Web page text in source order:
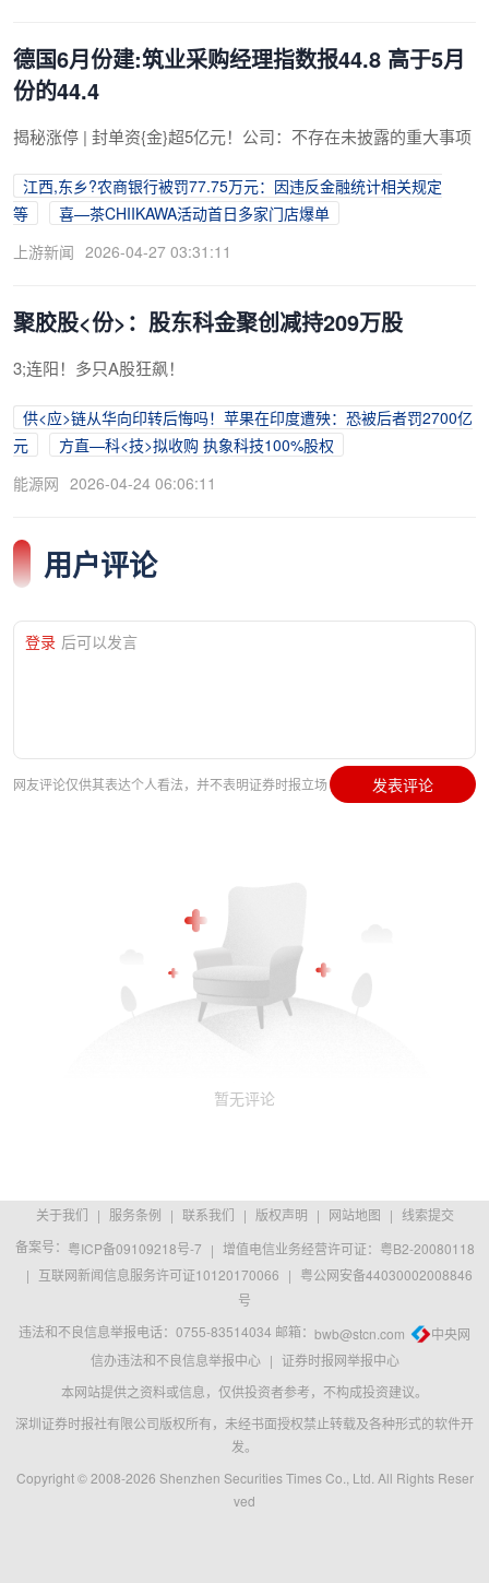
德国6月份建:筑业采购经理指数报44.8 高于5月
份的44.4
揭秘涨停 | 封单资{金}超5亿元！公司：不存在未披露的重大事项
江西,东乡?农商银行被罚77.75万元：因违反金融统计相关规定
等
喜—茶CHIIKAWA活动首日多家门店爆单
上游新闻 2026-04-27 03:31:11
聚胶股<份>：股东科金聚创减持209万股
3;连阳！多只A股狂飙！
供<应>链从华向印转后悔吗！苹果在印度遭殃：恐被后者罚2700亿
元
方直—科<技>拟收购 执象科技100%股权
能源网 2026-04-24 06:06:11
用户评论
登录 后可以发言
网友评论仅供其表达个人看法，并不表明证券时报立场 发表评论
暂无评论
关于我们 | 服务条例 | 联系我们 | 版权声明 | 网站地图 | 线索提交
备案号： 粤ICP备09109218号-7 | 增值电信业务经营许可证：粤B2-20080118
| 互联网新闻信息服务许可证10120170066 | 粤公网安备44030002008846
号
违法和不良信息举报电话：0755-83514034 邮箱： bwb@stcn.com
中央网
信办违法和不良信息举报中心 | 证券时报网举报中心
本网站提供之资料或信息，仅供投资者参考，不构成投资建议。
深圳证券时报社有限公司版权所有，未经书面授权禁止转载及各种形式的软件开
发。
Copyright © 2008-2026 Shenzhen Securities Times Co., Ltd. All Rights Reser
ved